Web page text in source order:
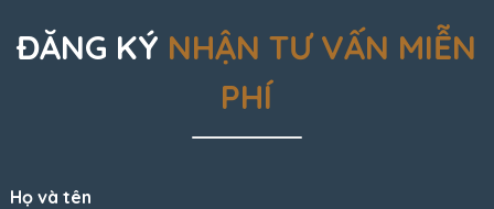
ĐĂNG KÝ NHẬN TƯ VẤN MIỄN
PHÍ
Họ và tên